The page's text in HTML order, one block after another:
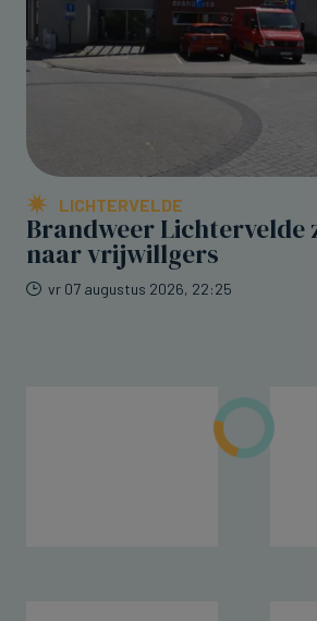
LICHTERVELDE
Brandweer Lichtervelde
naar vrijwillgers
vr 07 augustus 2026, 22:25